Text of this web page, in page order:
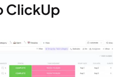
ClickUp